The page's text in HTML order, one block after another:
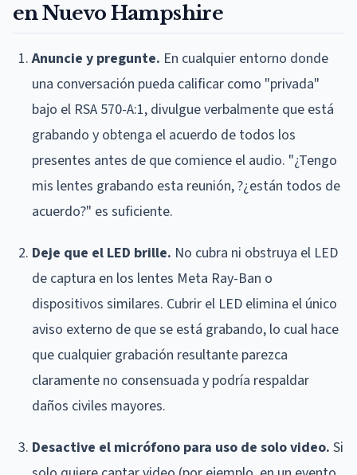
en Nuevo Hampshire
Anuncie y pregunte. En cualquier entorno donde
una conversación pueda calificar como "privada"
bajo el RSA 570-A:1, divulgue verbalmente que está
grabando y obtenga el acuerdo de todos los
presentes antes de que comience el audio. "¿Tengo
mis lentes grabando esta reunión, ?¿están todos de
acuerdo?" es suficiente.
Deje que el LED brille. No cubra ni obstruya el LED
de captura en los lentes Meta Ray-Ban o
dispositivos similares. Cubrir el LED elimina el único
aviso externo de que se está grabando, lo cual hace
que cualquier grabación resultante parezca
claramente no consensuada y podría respaldar
daños civiles mayores.
Desactive el micrófono para uso de solo video. Si